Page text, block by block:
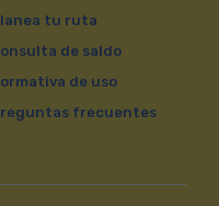
tu ruta
de saldo
de uso
frecuentes